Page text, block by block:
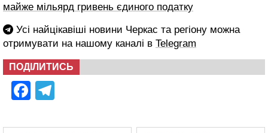
майже мільярд гривень єдиного податку
Усі найцікавіші новини Черкас та регіону можна
отримувати на нашому каналі в Telegram
ПОДІЛИТИСЬ
Facebook